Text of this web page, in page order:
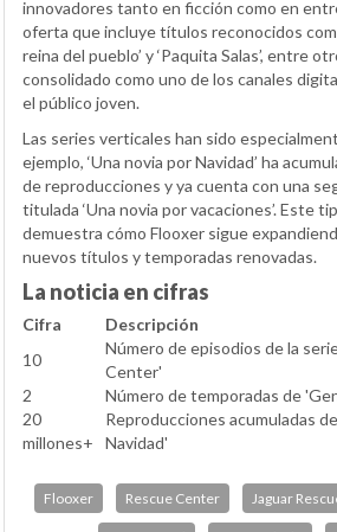
innovadores tanto en ficción como en
oferta que incluye títulos reconocidos como
reina del pueblo’ y ‘Paquita Salas’, entre
consolidado como uno de los canales
el público joven.
Las series verticales han sido
ejemplo, ‘Una novia por Navidad’ ha
de reproducciones y ya cuenta con una
titulada ‘Una novia por vacaciones’. Este
demuestra cómo Flooxer sigue
nuevos títulos y temporadas renovadas.
La noticia en cifras
Cifra
Descripción
10
Número de episodios de la
Center'
2
Número de temporadas de
20
millones+
Reproducciones acumuladas
Navidad'
Flooxer Rescue Center Jaguar